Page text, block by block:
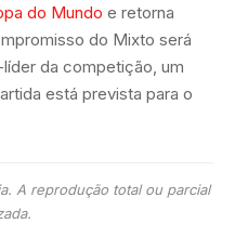
do Mundo e retorna
do Mixto será
da competição, um
está prevista para o
A reprodução total ou parcial